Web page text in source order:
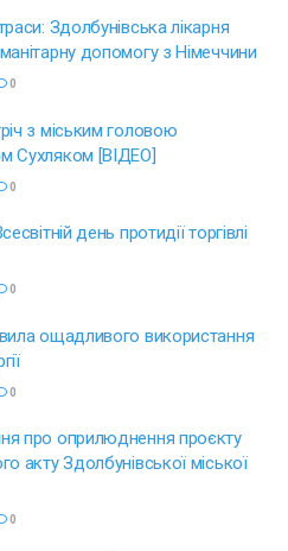
Здолбунівська лікарня
допомогу з Німеччини
0
з міським головою
Сухляком [ВІДЕО]
0
день протидії торгівлі
0
ощадливого використання
0
про оприлюднення проєкту
акту Здолбунівської міської
0